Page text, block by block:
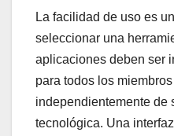
La facilidad de uso es
seleccionar una
aplicaciones deben ser
para todos los
independientemente de
tecnológica. Una